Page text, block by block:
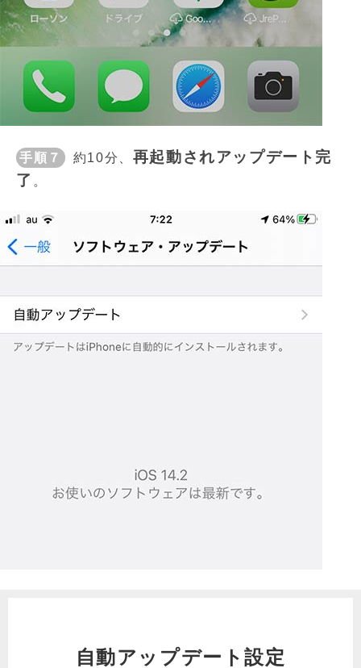
手順７ 約10分、 再起動されアップデート完
了 。
自動アップデート設定